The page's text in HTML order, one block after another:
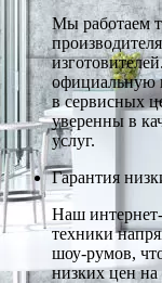
Мы работаем
официальную
в сервисных
уверенны в
услуг.
Гарантия
Наш интернет-
техники
шоу-румов,
низких цен